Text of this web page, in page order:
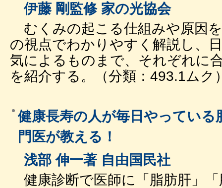
伊藤 剛監修 家の光協会
むくみの起こる仕組みや原因
の視点でわかりやすく解説し、
気によるものまで、それぞれに
を紹介する。（分類：493.1ムク
健康長寿の人が毎日やっている
門医が教える！
浅部 伸一著 自由国民社
健康診断で医師に「脂肪肝」